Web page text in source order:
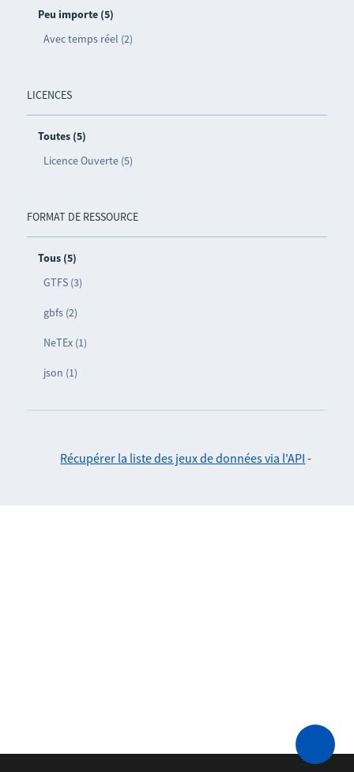
Peu importe (5)
Avec temps réel (2)
LICENCES
Toutes (5)
Licence Ouverte (5)
FORMAT DE RESSOURCE
Tous (5)
GTFS (3)
gbfs (2)
NeTEx (1)
json (1)
Récupérer la liste des jeux de données via l'API -